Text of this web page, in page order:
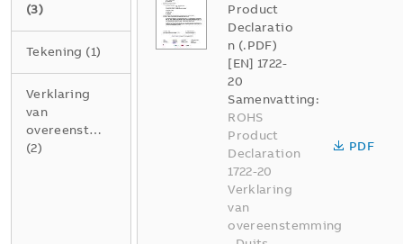
(3)
Tekening (1)
Verklaring
van
overeenstemming
(2)
Product
Declaratio
n (.PDF)
[EN] 1722-
20
Samenvatting:
ROHS
Product
Declaration
1722-20
Verklaring
van
overeenstemming
PDF